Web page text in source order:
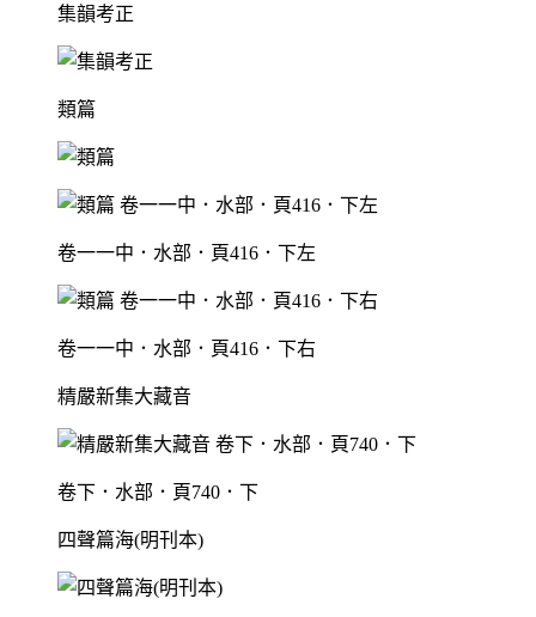
集韻考正
類篇
卷一一中．水部．頁416．下左
卷一一中．水部．頁416．下右
精嚴新集大藏音
卷下．水部．頁740．下
四聲篇海(明刊本)